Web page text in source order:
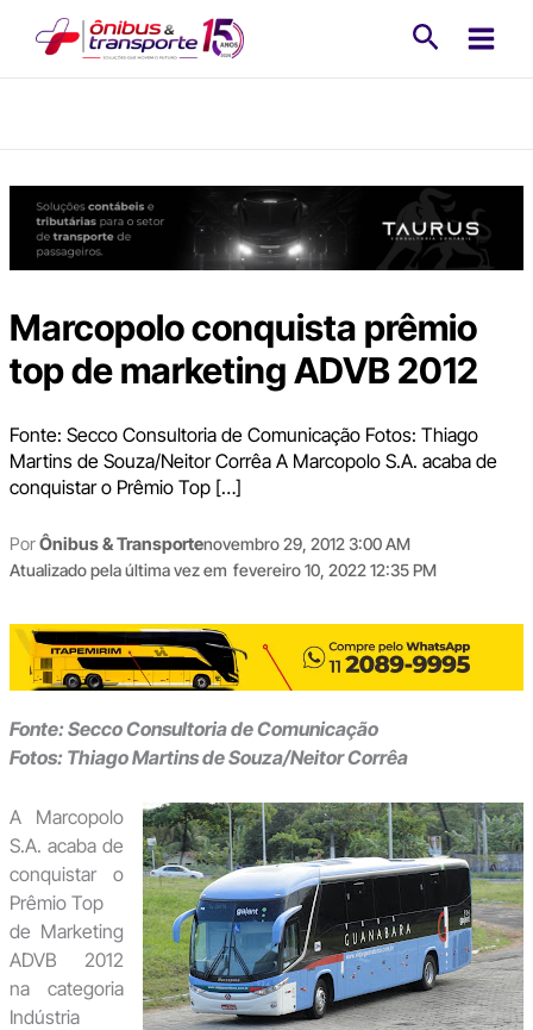
Marcopolo conquista prêmio
top de marketing ADVB 2012
Fonte: Secco Consultoria de Comunicação Fotos: Thiago
Martins de Souza/Neitor Corrêa A Marcopolo S.A. acaba de
conquistar o Prêmio Top […]
PorÔnibus & Transportenovembro 29, 2012 3:00 AM
Atualizado pela última vez em fevereiro 10, 2022 12:35 PM
Fonte: Secco Consultoria de Comunicação
Fotos: Thiago Martins de Souza/Neitor Corrêa
A Marcopolo
S.A. acaba de
conquistar o
Prêmio Top
de Marketing
ADVB 2012
na categoria
Indústria